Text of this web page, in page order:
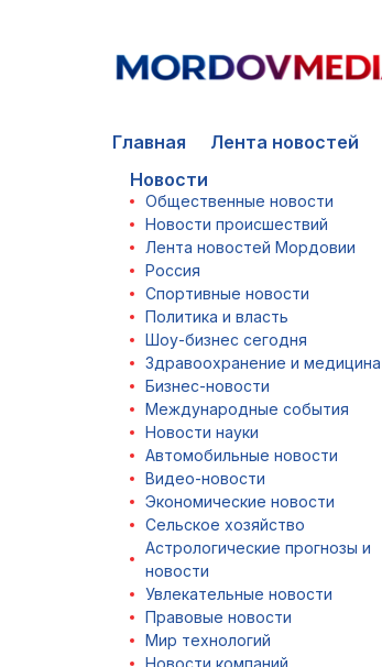
Главная Лента новостей
Новости
Общественные новости
Новости происшествий
Лента новостей Мордовии
Россия
Спортивные новости
Политика и власть
Шоу-бизнес сегодня
Здравоохранение и медицина
Бизнес-новости
Международные события
Новости науки
Автомобильные новости
Видео-новости
Экономические новости
Сельское хозяйство
Астрологические прогнозы и
новости
Увлекательные новости
Правовые новости
Мир технологий
Новости компаний